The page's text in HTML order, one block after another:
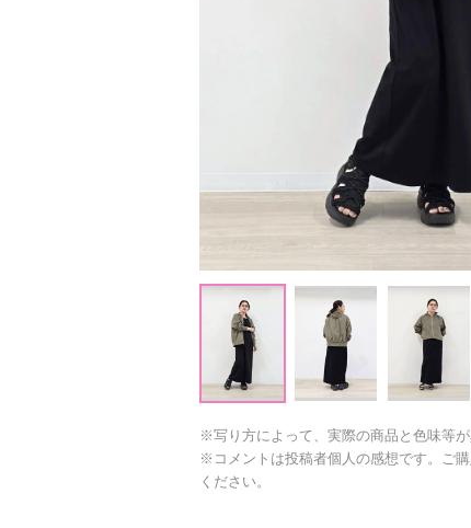
※写り方によって、実際の商品と色味等が
※コメントは投稿者個人の感想です。ご
ください。